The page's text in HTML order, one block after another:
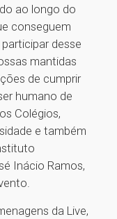
ao longo do
conseguem
desse
mantidas
de cumprir
humano de
Colégios,
e também
Inácio Ramos,
da Live,